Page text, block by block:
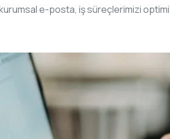
e-posta, iş süreçlerimizi